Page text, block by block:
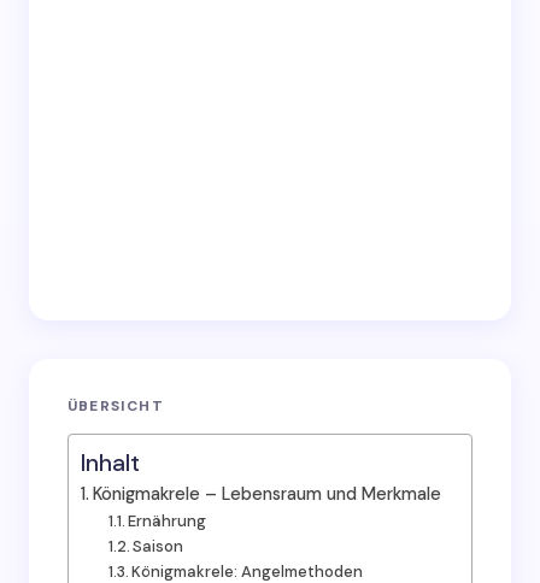
ÜBERSICHT
Inhalt
Königmakrele – Lebensraum und Merkmale
Ernährung
Saison
Königmakrele: Angelmethoden